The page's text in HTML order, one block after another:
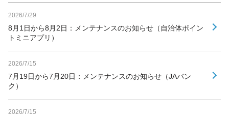
2026/7/29
8月1日から8月2日：メンテナンスのお知らせ（自治体ポイン
トミニアプリ）
2026/7/15
7月19日から7月20日：メンテナンスのお知らせ（JAバン
ク）
2026/7/15